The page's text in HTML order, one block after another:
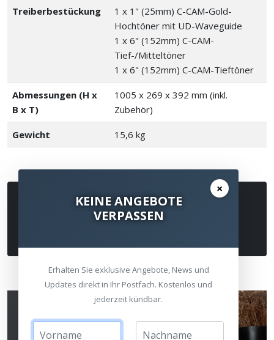
Treiberbestückung
1 x 1" (25mm) C-CAM-Gold-
Hochtöner mit UD-Waveguide
1 x 6" (152mm) C-CAM-
Tief-/Mitteltöner
1 x 6" (152mm) C-CAM-Tieftöner
Abmessungen (H x
B x T)
1005 x 269 x 392 mm (inkl.
Zubehör)
Gewicht 15,6 kg
Beschreibung zu Monitor Audio
Bronze Centre 7G Center
×
KEINE ANGEBOTE
VERPASSEN
Erhalten Sie exklusive Angebote, News und
Updates direkt in Ihr Postfach. Kostenlos und
jederzeit kündbar.